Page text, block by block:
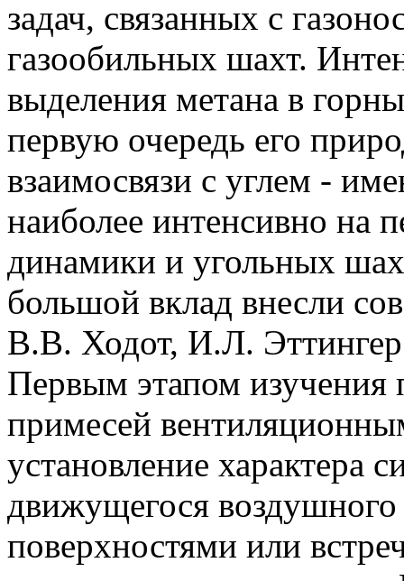
задач, связанных с
газообильных шахт.
выделения метана в
первую очередь его
взаимосвязи с углем -
наиболее интенсивно на
динамики и угольных
большой вклад внесли
В.В. Ходот, И.Л.
Первым этапом изучения
примесей
установление характера
движущегося
поверхностями или